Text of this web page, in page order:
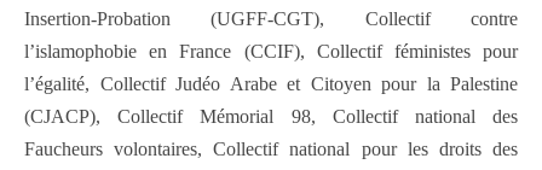
Insertion-Probation (UGFF-CGT), Collectif contre
l’islamophobie en France (CCIF), Collectif féministes pour
l’égalité, Collectif Judéo Arabe et Citoyen pour la Palestine
(CJACP), Collectif Mémorial 98, Collectif national des
Faucheurs volontaires, Collectif national pour les droits des